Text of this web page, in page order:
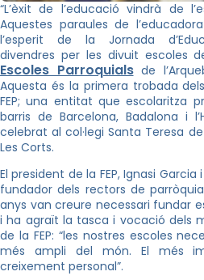
“L’èxit de l’educació vindrà de
Aquestes paraules de
l’esperit de la Jornada
divendres per les divuit escoles
Escoles Parroquialsde
Aquesta és la primera trobada
FEP; una entitat que escolaritza
barris de Barcelona, Badalona i
celebrat al col·legi Santa Teresa
Les Corts.
El president de la FEP, Ignasi
fundador dels rectors de
anys van creure necessari fundar
i ha agraït la tasca i vocació dels
de la FEP: “les nostres escoles
més ampli del món. El més
creixement personal”.